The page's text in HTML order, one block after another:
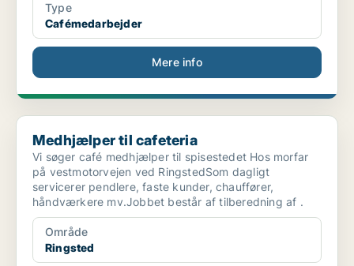
Type
Cafémedarbejder
Mere info
Medhjælper til cafeteria
Medhjælper til cafeteria
Vi søger café medhjælper til spisestedet Hos morfar
på vestmotorvejen ved RingstedSom dagligt
servicerer pendlere, faste kunder, chauffører,
håndværkere mv.Jobbet består af tilberedning af .
Område
Ringsted